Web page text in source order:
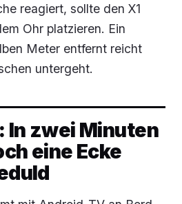
reagiert, sollte den X1
Ohr platzieren. Ein
Meter entfernt reicht
untergeht.
In zwei Minuten
eine Ecke